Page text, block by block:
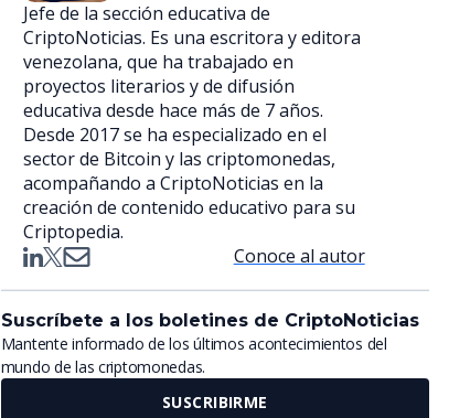
Jefe de la sección educativa de
CriptoNoticias. Es una escritora y editora
venezolana, que ha trabajado en
proyectos literarios y de difusión
educativa desde hace más de 7 años.
Desde 2017 se ha especializado en el
sector de Bitcoin y las criptomonedas,
acompañando a CriptoNoticias en la
creación de contenido educativo para su
Criptopedia.
Conoce al autor
Suscríbete a los boletines de CriptoNoticias
Mantente informado de los últimos acontecimientos del
mundo de las criptomonedas.
SUSCRIBIRME